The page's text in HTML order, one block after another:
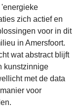
zich actief en
voor in dit
in Amersfoort.
wat abstract blijft
kunstzinnige
met de data
voor